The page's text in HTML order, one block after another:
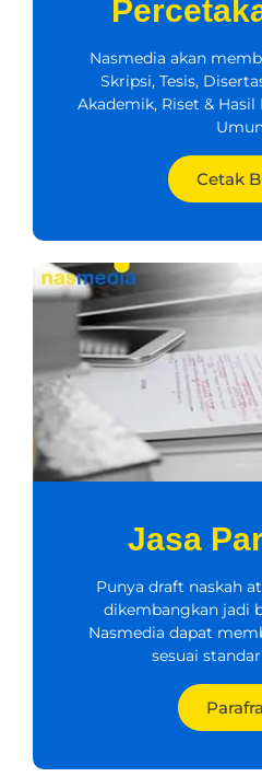
Nasmedia akan
Skripsi, Tesis,
Akademik, Riset &
Cetak
Jasa
Punya draft naskah
dikembangkan jadi
Nasmedia dapat
sesuai